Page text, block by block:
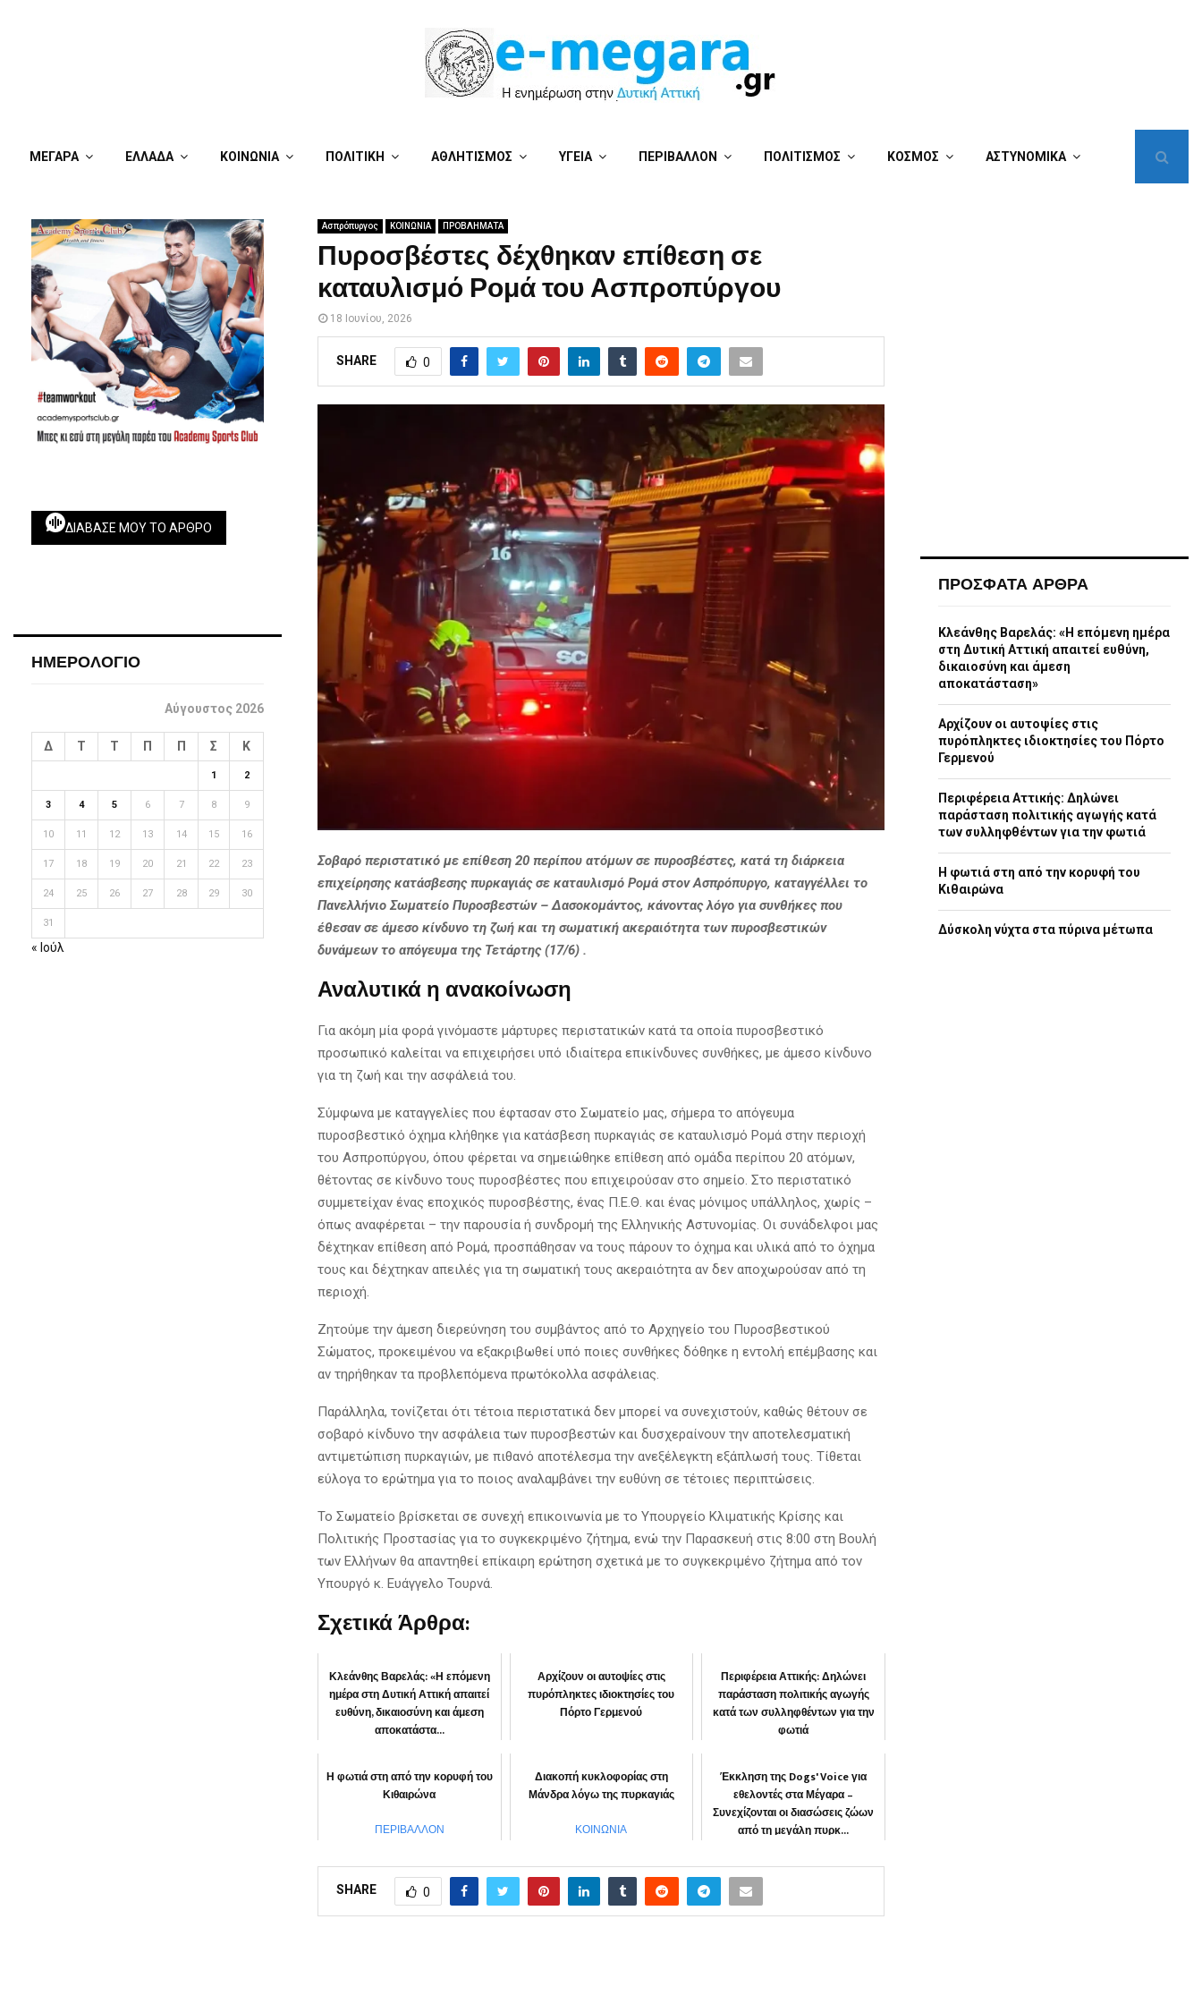
ΜΕΓΑΡΑ ΕΛΛΑΔΑ ΚΟΙΝΩΝΙΑ ΠΟΛΙΤΙΚΗ ΑΘΛΗΤΙΣΜΟΣ ΥΓΕΙΑ ΠΕΡΙΒΑΛΛΟΝ ΠΟΛΙΤΙΣΜΟΣ ΚΟΣΜΟΣ ΑΣΤΥΝΟΜΙΚΑ
Ασπρόπυργος ΚΟΙΝΩΝΙΑ ΠΡΟΒΛΗΜΑΤΑ
Πυροσβέστες δέχθηκαν επίθεση σε
καταυλισμό Ρομά του Ασπροπύργου
18 Ιουνίου, 2026
SHARE 0
Σοβαρό περιστατικό με επίθεση 20 περίπου ατόμων σε πυροσβέστες, κατά τη διάρκεια
επιχείρησης κατάσβεσης πυρκαγιάς σε καταυλισμό Ρομά στον Ασπρόπυργο, καταγγέλλει το
Πανελλήνιο Σωματείο Πυροσβεστών – Δασοκομάντος, κάνοντας λόγο για συνθήκες που
έθεσαν σε άμεσο κίνδυνο τη ζωή και τη σωματική ακεραιότητα των πυροσβεστικών
δυνάμεων το απόγευμα της Τετάρτης (17/6) .
Αναλυτικά η ανακοίνωση
Για ακόμη μία φορά γινόμαστε μάρτυρες περιστατικών κατά τα οποία πυροσβεστικό
προσωπικό καλείται να επιχειρήσει υπό ιδιαίτερα επικίνδυνες συνθήκες, με άμεσο κίνδυνο
για τη ζωή και την ασφάλειά του.
Σύμφωνα με καταγγελίες που έφτασαν στο Σωματείο μας, σήμερα το απόγευμα
πυροσβεστικό όχημα κλήθηκε για κατάσβεση πυρκαγιάς σε καταυλισμό Ρομά στην περιοχή
του Ασπροπύργου, όπου φέρεται να σημειώθηκε επίθεση από ομάδα περίπου 20 ατόμων,
θέτοντας σε κίνδυνο τους πυροσβέστες που επιχειρούσαν στο σημείο. Στο περιστατικό
συμμετείχαν ένας εποχικός πυροσβέστης, ένας Π.Ε.Θ. και ένας μόνιμος υπάλληλος, χωρίς –
όπως αναφέρεται – την παρουσία ή συνδρομή της Ελληνικής Αστυνομίας. Οι συνάδελφοι μας
δέχτηκαν επίθεση από Ρομά, προσπάθησαν να τους πάρουν το όχημα και υλικά από το όχημα
τους και δέχτηκαν απειλές για τη σωματική τους ακεραιότητα αν δεν αποχωρούσαν από τη
περιοχή.
Ζητούμε την άμεση διερεύνηση του συμβάντος από το Αρχηγείο του Πυροσβεστικού
Σώματος, προκειμένου να εξακριβωθεί υπό ποιες συνθήκες δόθηκε η εντολή επέμβασης και
αν τηρήθηκαν τα προβλεπόμενα πρωτόκολλα ασφάλειας.
Παράλληλα, τονίζεται ότι τέτοια περιστατικά δεν μπορεί να συνεχιστούν, καθώς θέτουν σε
σοβαρό κίνδυνο την ασφάλεια των πυροσβεστών και δυσχεραίνουν την αποτελεσματική
αντιμετώπιση πυρκαγιών, με πιθανό αποτέλεσμα την ανεξέλεγκτη εξάπλωσή τους. Τίθεται
εύλογα το ερώτημα για το ποιος αναλαμβάνει την ευθύνη σε τέτοιες περιπτώσεις.
Το Σωματείο βρίσκεται σε συνεχή επικοινωνία με το Υπουργείο Κλιματικής Κρίσης και
Πολιτικής Προστασίας για το συγκεκριμένο ζήτημα, ενώ την Παρασκευή στις 8:00 στη Βουλή
των Ελλήνων θα απαντηθεί επίκαιρη ερώτηση σχετικά με το συγκεκριμένο ζήτημα από τον
Υπουργό κ. Ευάγγελο Τουρνά.
Σχετικά Άρθρα:
Κλεάνθης Βαρελάς: «Η επόμενη
ημέρα στη Δυτική Αττική απαιτεί
ευθύνη, δικαιοσύνη και άμεση
αποκατάστα...
Αρχίζουν οι αυτοψίες στις
πυρόπληκτες ιδιοκτησίες του
Πόρτο Γερμενού
Περιφέρεια Αττικής: Δηλώνει
παράσταση πολιτικής αγωγής
κατά των συλληφθέντων για την
φωτιά
Η φωτιά στη από την κορυφή του
Κιθαιρώνα
ΠΕΡΙΒΑΛΛΟΝ
Διακοπή κυκλοφορίας στη
Μάνδρα λόγω της πυρκαγιάς
ΚΟΙΝΩΝΙΑ
Έκκληση της Dogs' Voice για
εθελοντές στα Μέγαρα –
Συνεχίζονται οι διασώσεις ζώων
από τη μεγάλη πυρκ...
ΚΟΙΝΩΝΙΑ
SHARE 0
ΔΙΆΒΑΣΕ ΜΟΥ ΤΟ ΆΡΘΡΟ
ΗΜΕΡΟΛΟΓΙΟ
Αύγουστος 2026
Δ Τ Τ Π Π Σ Κ
1 2
3 4 5 6 7 8 9
10 11 12 13 14 15 16
17 18 19 20 21 22 23
24 25 26 27 28 29 30
31
« Ιούλ
ΠΡΟΣΦΑΤΑ ΑΡΘΡΑ
Κλεάνθης Βαρελάς: «Η επόμενη ημέρα
στη Δυτική Αττική απαιτεί ευθύνη,
δικαιοσύνη και άμεση
αποκατάσταση»
Αρχίζουν οι αυτοψίες στις
πυρόπληκτες ιδιοκτησίες του Πόρτο
Γερμενού
Περιφέρεια Αττικής: Δηλώνει
παράσταση πολιτικής αγωγής κατά
των συλληφθέντων για την φωτιά
Η φωτιά στη από την κορυφή του
Κιθαιρώνα
Δύσκολη νύχτα στα πύρινα μέτωπα